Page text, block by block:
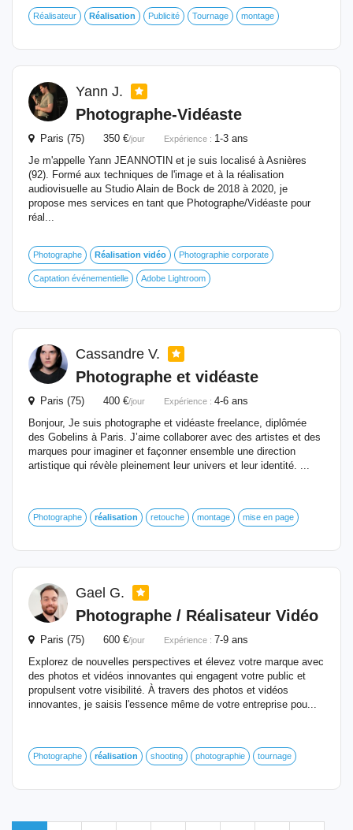
Réalisateur Réalisation Publicité Tournage montage
Yann J.
Photographe-Vidéaste
Paris (75) 350 €/jour Expérience : 1-3 ans
Je m'appelle Yann JEANNOTIN et je suis localisé à Asnières
(92). Formé aux techniques de l'image et à la réalisation
audiovisuelle au Studio Alain de Bock de 2018 à 2020, je
propose mes services en tant que Photographe/Vidéaste pour
réal...
Photographe Réalisation vidéo Photographie corporate
Captation événementielle Adobe Lightroom
Cassandre V.
Photographe et vidéaste
Paris (75) 400 €/jour Expérience : 4-6 ans
Bonjour, Je suis photographe et vidéaste freelance, diplômée
des Gobelins à Paris. J’aime collaborer avec des artistes et des
marques pour imaginer et façonner ensemble une direction
artistique qui révèle pleinement leur univers et leur identité. ...
Photographe réalisation retouche montage mise en page
Gael G.
Photographe / Réalisateur Vidéo
Paris (75) 600 €/jour Expérience : 7-9 ans
Explorez de nouvelles perspectives et élevez votre marque avec
des photos et vidéos innovantes qui engagent votre public et
propulsent votre visibilité. À travers des photos et vidéos
innovantes, je saisis l'essence même de votre entreprise pou...
Photographe réalisation shooting photographie tournage